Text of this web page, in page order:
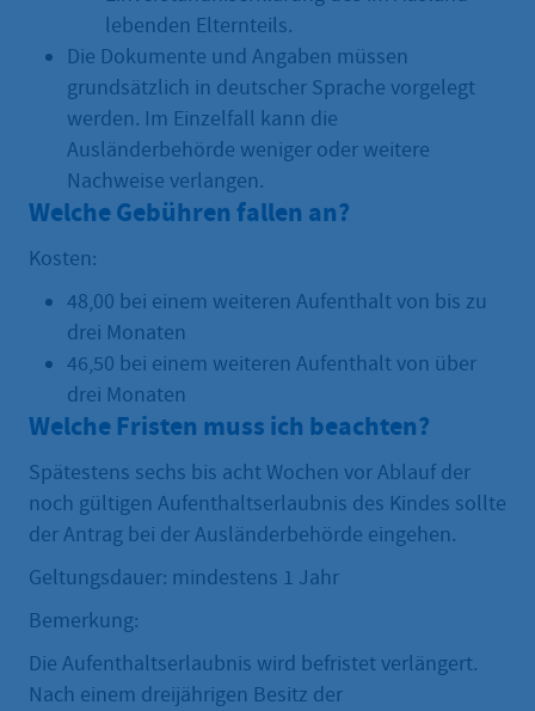
lebenden Elternteils.
Die Dokumente und Angaben müssen
grundsätzlich in deutscher Sprache vorgelegt
werden. Im Einzelfall kann die
Ausländerbehörde weniger oder weitere
Nachweise verlangen.
Welche Gebühren fallen an?
Kosten:
48,00 bei einem weiteren Aufenthalt von bis zu
drei Monaten
46,50 bei einem weiteren Aufenthalt von über
drei Monaten
Welche Fristen muss ich beachten?
Spätestens sechs bis acht Wochen vor Ablauf der
noch gültigen Aufenthaltserlaubnis des Kindes sollte
der Antrag bei der Ausländerbehörde eingehen.
Geltungsdauer: mindestens 1 Jahr
Bemerkung:
Die Aufenthaltserlaubnis wird befristet verlängert.
Nach einem dreijährigen Besitz der